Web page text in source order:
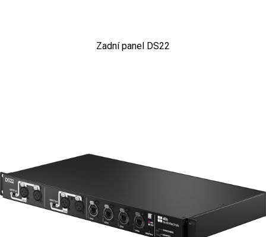
Zadní panel DS22